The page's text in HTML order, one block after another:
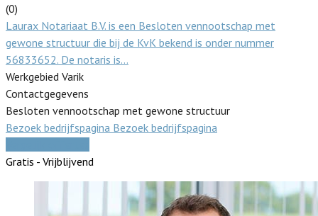
(0)
Laurax Notariaat B.V. is een Besloten vennootschap met
gewone structuur die bij de KvK bekend is onder nummer
56833652. De notaris is…
Werkgebied Varik
Contactgegevens
Besloten vennootschap met gewone structuur
Bezoek bedrijfspagina Bezoek bedrijfspagina
Gratis - Vrijblijvend